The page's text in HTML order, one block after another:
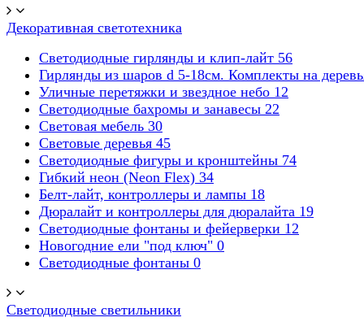
Декоративная светотехника
Светодиодные гирлянды и клип-лайт 56
Гирлянды из шаров d 5-18cм. Комплекты на
Уличные перетяжки и звездное небо 12
Светодиодные бахромы и занавесы 22
Световая мебель 30
Световые деревья 45
Светодиодные фигуры и кронштейны 74
Гибкий неон (Neon Flex) 34
Белт-лайт, контроллеры и лампы 18
Дюралайт и контроллеры для дюралайта 19
Светодиодные фонтаны и фейерверки 12
Новогодние ели "под ключ" 0
Светодиодные фонтаны 0
Светодиодные светильники